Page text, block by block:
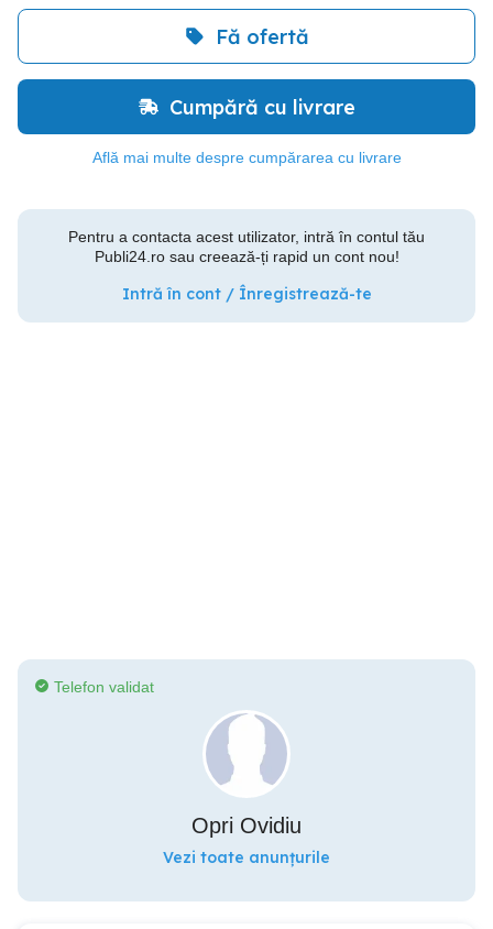
Fă ofertă
Cumpără cu livrare
Află mai multe despre cumpărarea cu livrare
Pentru a contacta acest utilizator, intră în contul tău
Publi24.ro sau creează-ți rapid un cont nou!
Intră în cont / Înregistrează-te
Telefon validat
Opri Ovidiu
Vezi toate anunțurile